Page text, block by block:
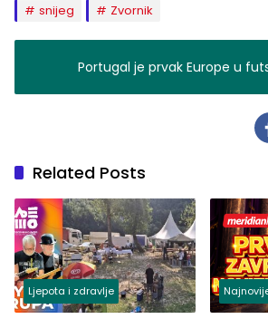
snijeg
Zvornik
Portugal je prvak Europe u
Related Posts
Ljepota i zdravlje